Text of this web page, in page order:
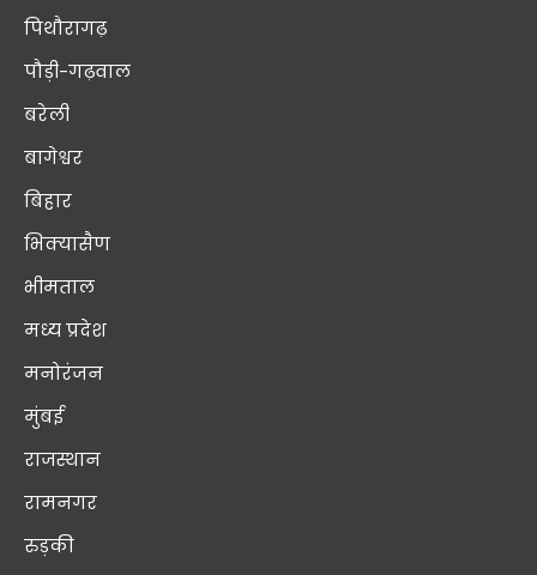
पिथौरागढ़
पौड़ी-गढ़वाल
बरेली
बागेश्वर
बिहार
भिक्यासैण
भीमताल
मध्य प्रदेश
मनोरंजन
मुंबई
राजस्थान
रामनगर
रुड़की